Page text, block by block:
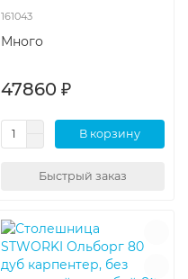
161043
Много
47860 ₽
В корзину
Быстрый заказ